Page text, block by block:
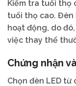
Kiểm tra tuổi thọ
tuổi thọ cao. Đèn
hoạt động, do
việc thay thế
Chứng nhận
Chọn đèn LED